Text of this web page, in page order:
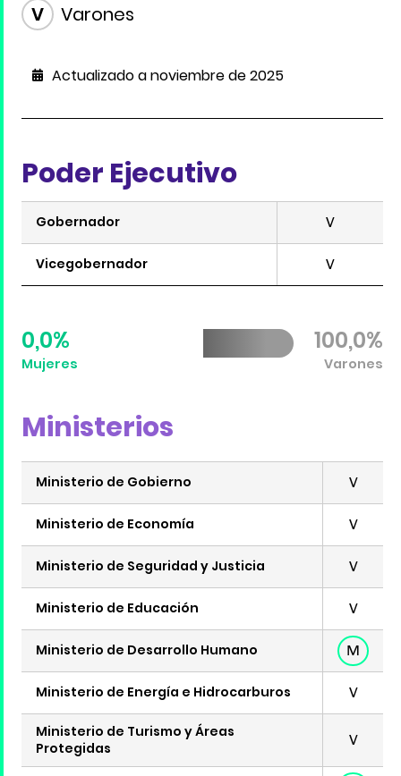
V
Varones
Actualizado a noviembre de 2025
Poder Ejecutivo
Gobernador V
Vicegobernador V
0,0%
Mujeres
100,0%
Varones
Ministerios
Ministerio de Gobierno V
Ministerio de Economía V
Ministerio de Seguridad y Justicia V
Ministerio de Educación V
Ministerio de Desarrollo Humano M
Ministerio de Energía e Hidrocarburos V
Ministerio de Turismo y Áreas
Protegidas
V